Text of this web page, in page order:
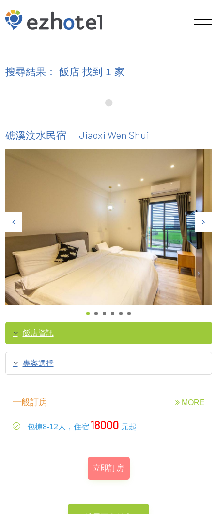
搜尋結果： 飯店 找到 1 家
礁溪汶水民宿 Jiaoxi Wen Shui
飯店資訊
專案選擇
一般訂房 MORE
包棟8-12人，住宿 18000 元起
立即訂房